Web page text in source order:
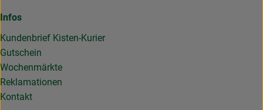
Infos
Kundenbrief Kisten-Kurier
Gutschein
Wochenmärkte
Reklamationen
Kontakt